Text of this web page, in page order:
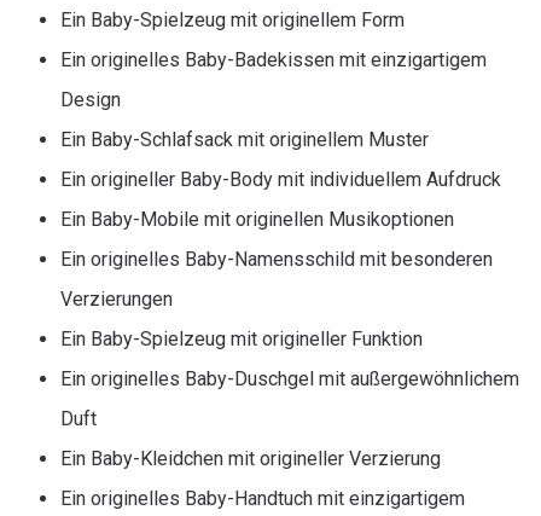
Ein Baby-Spielzeug mit originellem Form
Ein originelles Baby-Badekissen mit einzigartigem
Design
Ein Baby-Schlafsack mit originellem Muster
Ein origineller Baby-Body mit individuellem Aufdruck
Ein Baby-Mobile mit originellen Musikoptionen
Ein originelles Baby-Namensschild mit besonderen
Verzierungen
Ein Baby-Spielzeug mit origineller Funktion
Ein originelles Baby-Duschgel mit außergewöhnlichem
Duft
Ein Baby-Kleidchen mit origineller Verzierung
Ein originelles Baby-Handtuch mit einzigartigem